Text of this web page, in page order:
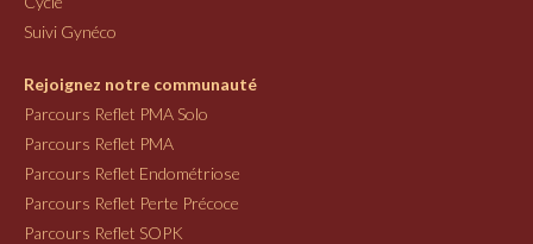
Suivi Gynéco
Rejoignez notre communauté
Parcours Reflet PMA Solo
Parcours Reflet PMA
Parcours Reflet Endométriose
Parcours Reflet Perte Précoce
Parcours Reflet SOPK